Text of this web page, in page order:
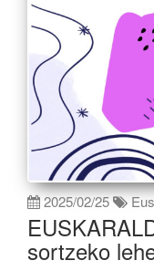
2025/02/25
sortzeko